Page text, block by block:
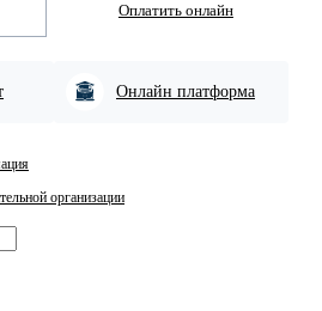
Оплатить онлайн
Онлайн платформа
организации